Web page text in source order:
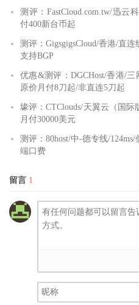
测评：FastCloud.com.tw/迅云
付400新台币起
测评：GigsgigsCloud/香港/直
支持BGP
优惠&测评：DGCHost/香港/
原价月付8刀起/非直连5刀起
壕评：CTClouds/天翼云（国
月付30000美元
测评：80host/中-德专线/
端口费
留言 1